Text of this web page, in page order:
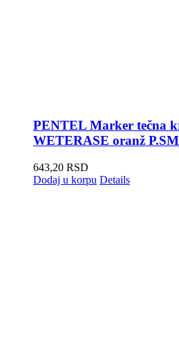
PENTEL Marker tečna
WETERASE oranž
643,20 RSD
Dodaj u korpu Details